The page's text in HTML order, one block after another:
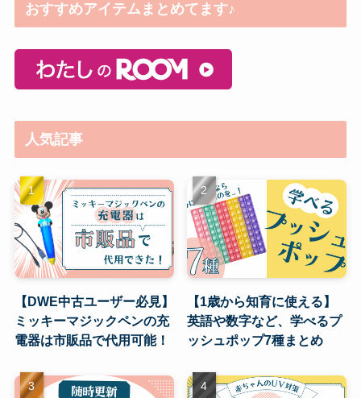
おすすめアイテムまとめてます♪
人気記事
【DWE中古ユーザー必見】
ミッキーマジックペンの充
電器は市販品で代用可能！
【1歳から知育に使える】
英語や数字など、学べるプ
ッシュポップ7種まとめ